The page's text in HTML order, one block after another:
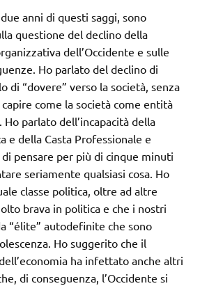
anni di questi saggi, sono
questione del declino della
dell’Occidente e sulle
Ho parlato del declino di
di “dovere” verso la società, senza
come la società come entità
parlato dell’incapacità della
e della Casta Professionale e
pensare per più di cinque minuti
seriamente qualsiasi cosa. Ho
classe politica, oltre ad altre
brava in politica e che i nostri
“élite” autodefinite che sono
Ho suggerito che il
ha infettato anche altri
di conseguenza, l’Occidente si